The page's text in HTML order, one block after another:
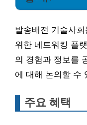
발송배전 기술사
위한 네트워킹 플
의 경험과 정보를
에 대해 논의할 수
주요 혜택